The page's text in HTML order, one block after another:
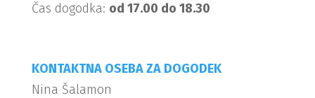
Čas dogodka: od 17.00 do 18.30
KONTAKTNA OSEBA ZA DOGODEK
Nina Šalamon